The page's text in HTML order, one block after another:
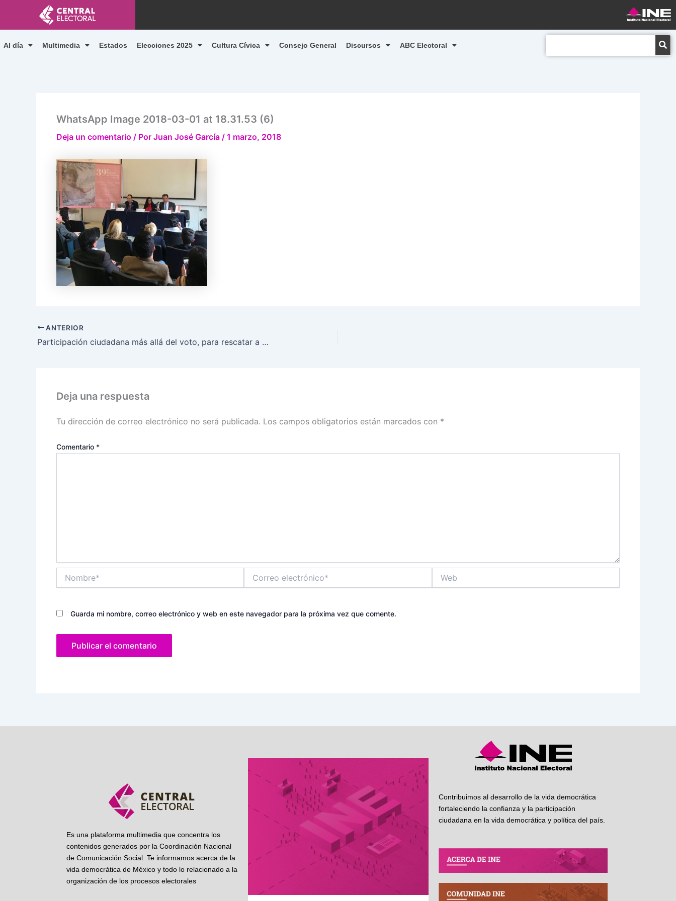
contenido
Al día Multimedia Estados Elecciones 2025 Cultura Cívica Consejo General Discursos ABC Electoral
WhatsApp Image 2018-03-01 at 18.31.53 (6)
Deja un comentario / Por Juan José García / 1 marzo, 2018
ANTERIOR
Participación ciudadana más allá del voto, para rescatar a la democracia: Lorenzo Córdova
Deja una respuesta
Tu dirección de correo electrónico no será publicada. Los campos obligatorios están marcados con *
Comentario *
electrónico*
Guarda mi nombre, correo electrónico y web en este navegador para la próxima vez que comente.
Es una plataforma multimedia que concentra los
contenidos generados por la Coordinación Nacional
de Comunicación Social. Te informamos acerca de la
vida democrática de México y todo lo relacionado a la
organización de los procesos electorales
Contribuimos al desarrollo de la vida democrática
fortaleciendo la confianza y la participación
ciudadana en la vida democrática y política del país.